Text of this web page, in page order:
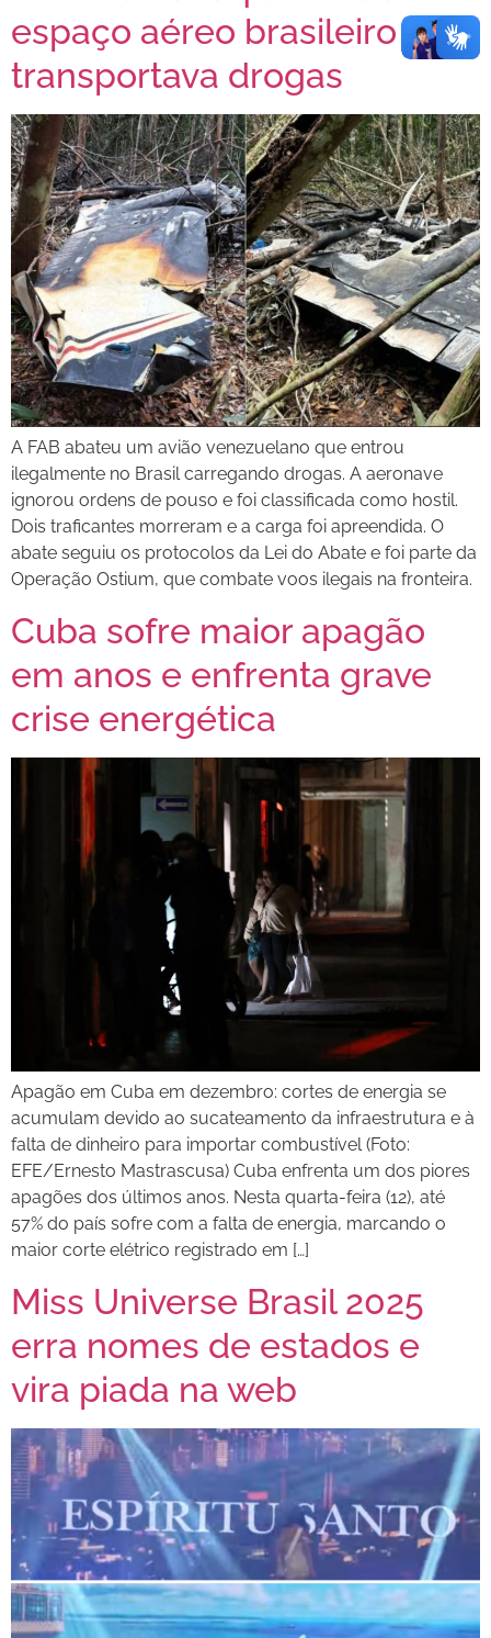
espaço aéreo brasileiro e
transportava drogas
A FAB abateu um avião venezuelano que entrou
ilegalmente no Brasil carregando drogas. A aeronave
ignorou ordens de pouso e foi classificada como hostil.
Dois traficantes morreram e a carga foi apreendida. O
abate seguiu os protocolos da Lei do Abate e foi parte da
Operação Ostium, que combate voos ilegais na fronteira.
Cuba sofre maior apagão
em anos e enfrenta grave
crise energética
Apagão em Cuba em dezembro: cortes de energia se
acumulam devido ao sucateamento da infraestrutura e à
falta de dinheiro para importar combustível (Foto:
EFE/Ernesto Mastrascusa) Cuba enfrenta um dos piores
apagões dos últimos anos. Nesta quarta-feira (12), até
57% do país sofre com a falta de energia, marcando o
maior corte elétrico registrado em […]
Miss Universe Brasil 2025
erra nomes de estados e
vira piada na web